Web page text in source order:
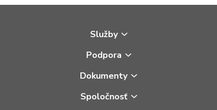
Služby
Podpora
Dokumenty
Spoločnosť